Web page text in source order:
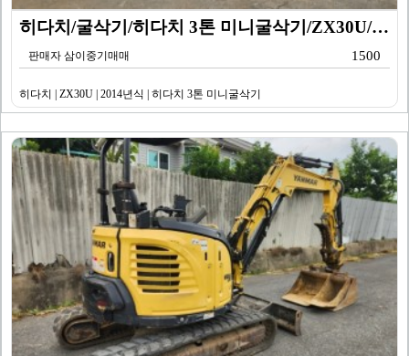
히다치/굴삭기/히다치 3톤 미니굴삭기/ZX30U/201…
판매자 삼이중기매매 1500
히다치 | ZX30U | 2014년식 | 히다치 3톤 미니굴삭기